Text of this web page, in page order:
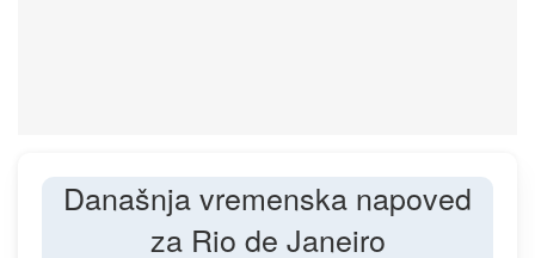
Današnja vremenska napoved
za Rio de Janeiro